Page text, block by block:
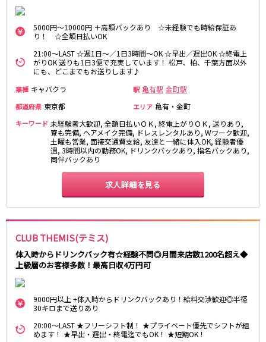
5000円～10000円 ＋高額バックあり ☆未経験でも時給保証あ
り！ ☆全額日払いOK
21:00～LAST ☆週1日～／1日3時間～OK ☆早出／遅出OK ☆終電上
がりOK 送りも1日3便で充実しています！ 松戸、柏、千葉方面以外
にも、どこまでもお送りします♪
業種 キャバクラ 駅 亀有駅 金町駅
都道府県 東京都 エリア 亀有・金町
キーワード 未経験者大歓迎, 全額日払いＯＫ, 終電上がりＯＫ, 送りあり,
寮も完備, ヘアメイク完備, ドレスレンタルあり, Wワーク歓迎,
土曜も営業, 面接交通費支給, 友達と一緒に体入OK, 経験者優
遇, 3時間以内の勤務OK, ドリンクバックあり, 指名バックあり,
同伴バックあり
求人詳細を見る
CLUB THEMIS(テミス)
体入時からドリンクバック有☆経験不問◎月間来店数1200名超え◆
上級層のお客様多数！最高日収4万円可
9000円以上 +体入時からドリンクバックあり！給料交渉歓迎◎半径
30キロまで送りあり
20:00～LAST ★フリーシフト制！ ★プライベート優先でシフトが組
めます！ ★早出・遅出・終電迄でもOK！ ★短期OK！
綱島駅
元住吉駅
日吉駅
菊名駅
東急目黒線
目黒駅
武蔵小山駅
日吉駅
JR常磐線(上野～取手)
柏駅
北千住駅
松戸駅
南柏駅
金町駅
北松戸駅
新松戸駅
亀有駅
東京メトロ千代田線
北千住駅 赤坂駅